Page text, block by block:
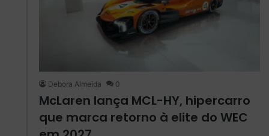
Debora Almeida 0
McLaren lança MCL-HY, hipercarro
que marca retorno à elite do WEC